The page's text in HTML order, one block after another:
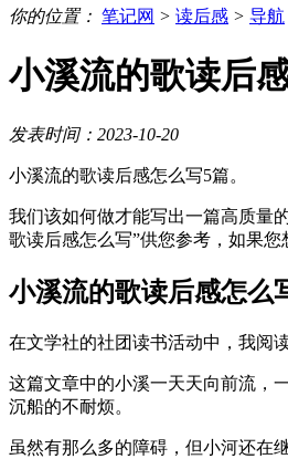
你的位置： 笔记网 > 读后感 > 导航
小溪流的歌读后
发表时间：2023-10-20
小溪流的歌读后感怎么写5篇。
我们该如何做才能写出一篇高质量
歌读后感怎么写”供您参考，如果
小溪流的歌读后感怎么
在文学社的社团读书活动中，我阅
这篇文章中的小溪一天天向前流，
沉船的不耐烦。
虽然有那么多的障碍，但小河还在